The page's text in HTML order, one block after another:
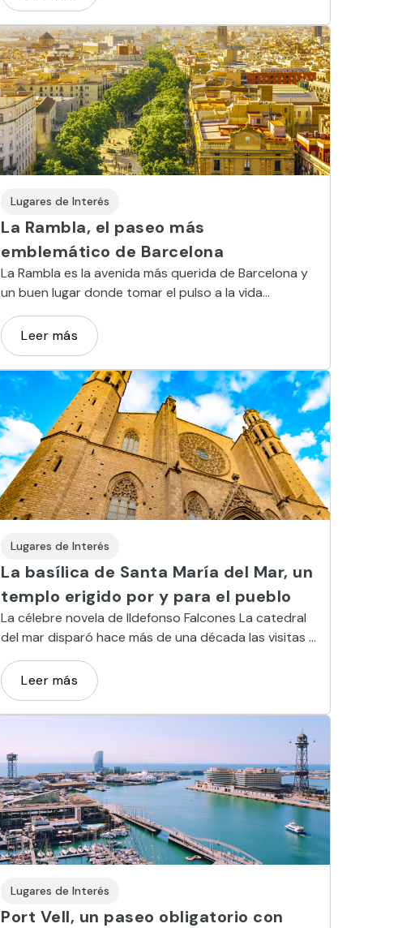
Lugares de Interés
La Rambla, el paseo más
emblemático de Barcelona
La Rambla es la avenida más querida de Barcelona y
un buen lugar donde tomar el pulso a la vida
cotidiana en la capital catalana.
Leer más
Lugares de Interés
La basílica de Santa María del Mar, un
templo erigido por y para el pueblo
La célebre novela de Ildefonso Falcones La catedral
del mar disparó hace más de una década las visitas a
esta bellísima iglesia gótica emplazada a pocos
metros del Mediterráneo.
Leer más
Lugares de Interés
Port Vell, un paseo obligatorio con